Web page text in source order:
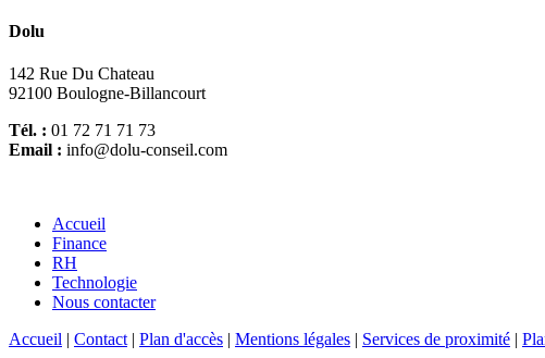
Dolu
142 Rue Du Chateau
92100 Boulogne-Billancourt
Tél. : 01 72 71 71 73
Email : info@dolu-conseil.com
Accueil
Finance
RH
Technologie
Nous contacter
Accueil | Contact | Plan d'accès | Mentions légales | Services de proximité |